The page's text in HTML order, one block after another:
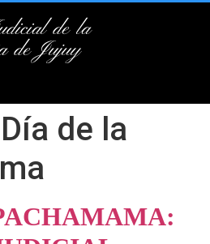
de la
de Jujuy
Día de la